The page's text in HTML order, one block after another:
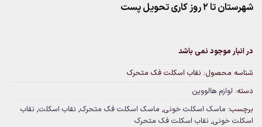
شهرستان تا 2 روز کاری تحویل پست
در انبار موجود نمی باشد
شناسه محصول: نقاب اسکلت فک متحرک
دسته: لوازم هالووین
برچسب: ماسک اسکلت خونی, ماسک اسکلت فک متحرک, نقاب اسکلت, نقاب
اسکلت خونی, نقاب اسکلت فک متحرک